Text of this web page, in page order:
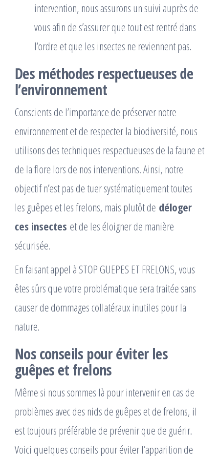
intervention, nous assurons un suivi auprès de
vous afin de s’assurer que tout est rentré dans
l’ordre et que les insectes ne reviennent pas.
Des méthodes respectueuses de
l’environnement
Conscients de l’importance de préserver notre
environnement et de respecter la biodiversité, nous
utilisons des techniques respectueuses de la faune et
de la flore lors de nos interventions. Ainsi, notre
objectif n’est pas de tuer systématiquement toutes
les guêpes et les frelons, mais plutôt de déloger
ces insectes et de les éloigner de manière
sécurisée.
En faisant appel à STOP GUEPES ET FRELONS, vous
êtes sûrs que votre problématique sera traitée sans
causer de dommages collatéraux inutiles pour la
nature.
Nos conseils pour éviter les
guêpes et frelons
Même si nous sommes là pour intervenir en cas de
problèmes avec des nids de guêpes et de frelons, il
est toujours préférable de prévenir que de guérir.
Voici quelques conseils pour éviter l’apparition de